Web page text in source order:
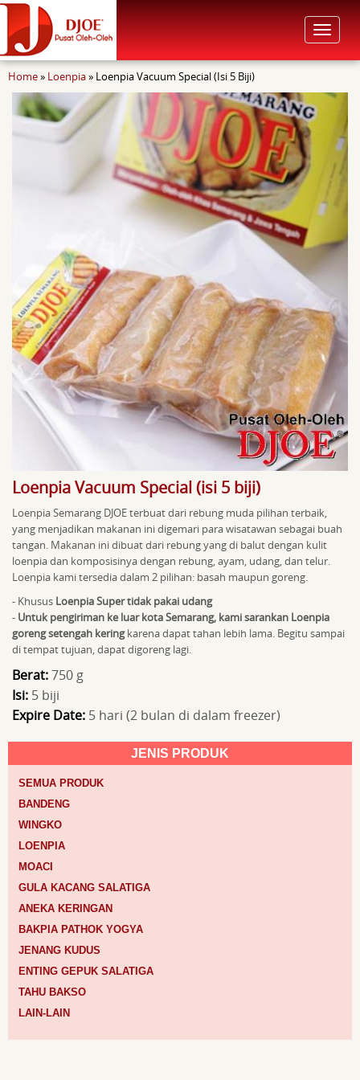
Toggle
You are here
Home» Loenpia» Loenpia Vacuum Special (isi 5 Biji)
Loenpia Vacuum Special (isi 5 biji)
Loenpia Semarang DJOE terbuat dari rebung muda pilihan terbaik,
yang menjadikan makanan ini digemari para wisatawan sebagai buah
tangan. Makanan ini dibuat dari rebung yang di balut dengan kulit
loenpia dan komposisinya dengan rebung, ayam, udang, dan telur.
Loenpia kami tersedia dalam 2 pilihan: basah maupun goreng.
- Khusus Loenpia Super tidak pakai udang
- Untuk pengiriman ke luar kota Semarang, kami sarankan Loenpia
goreng setengah keringkarena dapat tahan lebih lama. Begitu sampai
di tempat tujuan, dapat digoreng lagi.
Berat:750 g
Isi: 5 biji
Expire Date: 5 hari (2 bulan di dalam freezer)
JENIS PRODUK
SEMUA PRODUK
BANDENG
WINGKO
LOENPIA
MOACI
GULA KACANG SALATIGA
ANEKA KERINGAN
BAKPIA PATHOK YOGYA
JENANG KUDUS
ENTING GEPUK SALATIGA
TAHU BAKSO
LAIN-LAIN